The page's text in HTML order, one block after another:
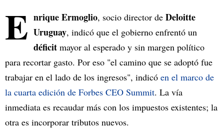
E nrique Ermoglio, socio director de Deloitte
Uruguay, indicó que el gobierno enfrentó un
déficit mayor al esperado y sin margen político
para recortar gasto. Por eso "el camino que se adoptó fue
trabajar en el lado de los ingresos", indicó en el marco de
la cuarta edición de Forbes CEO Summit. La vía
inmediata es recaudar más con los impuestos existentes; la
otra es incorporar tributos nuevos.